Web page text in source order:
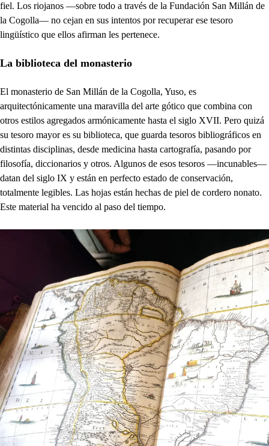
fiel. Los riojanos —sobre todo a través de la Fundación San Millán de
la Cogolla— no cejan en sus intentos por recuperar ese tesoro
lingüístico que ellos afirman les pertenece.
La biblioteca del monasterio
El monasterio de San Millán de la Cogolla, Yuso, es
arquitectónicamente una maravilla del arte gótico que combina con
otros estilos agregados armónicamente hasta el siglo XVII. Pero quizá
su tesoro mayor es su biblioteca, que guarda tesoros bibliográficos en
distintas disciplinas, desde medicina hasta cartografía, pasando por
filosofía, diccionarios y otros. Algunos de esos tesoros —incunables—
datan del siglo IX y están en perfecto estado de conservación,
totalmente legibles. Las hojas están hechas de piel de cordero nonato.
Este material ha vencido al paso del tiempo.